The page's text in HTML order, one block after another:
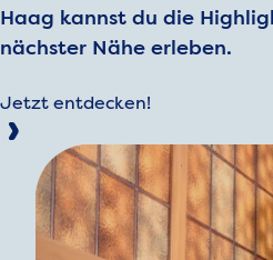
Haag kannst du die
nächster Nähe erleben.
Jetzt entdecken!